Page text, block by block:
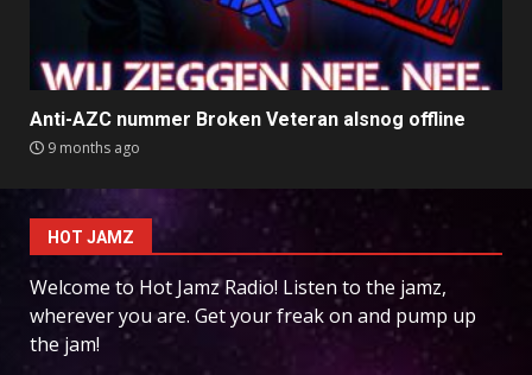
Anti-AZC nummer Broken Veteran alsnog offline
9 months ago
HOT JAMZ
Welcome to Hot Jamz Radio! Listen to the jamz,
wherever you are. Get your freak on and pump up
the jam!